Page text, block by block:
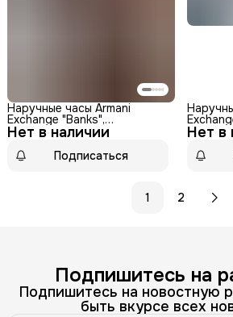
Нет в наличии
Наручные часы Armani
Exchange "Banks",
кварцевые, WR50,
нержавеющая сталь, серые
Подписаться
Нет в
1 2
Подпишитесь на
Подпишитесь на новостную
быть вкурсе всех